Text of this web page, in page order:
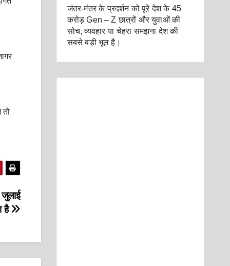
तो
जुलाई
है
जंतर-मंतर के प्रदर्शन को पूरे देश के 45
करोड़ Gen – Z छात्रों और युवाओं की
सोच, व्यवहार या चेहरा समझना देश की
सबसे बड़ी भूल है।